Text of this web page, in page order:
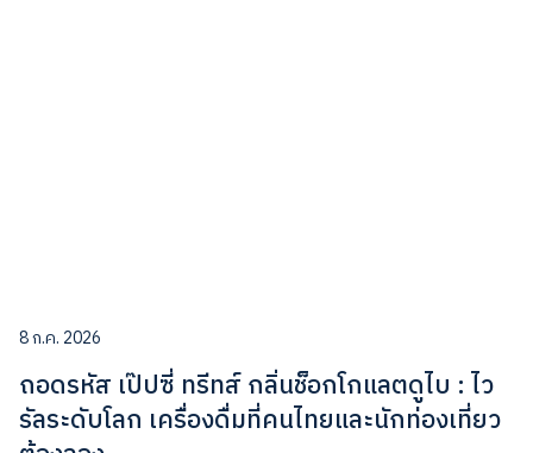
8 ก.ค. 2026
ถอดรหัส เป๊ปซี่ ทรีทส์ กลิ่นช็อกโกแลตดูไบ : ไว
รัลระดับโลก เครื่องดื่มที่คนไทยและนักท่องเที่ยว